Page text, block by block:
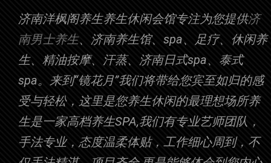
济南洋枫阁养生养生休闲会馆专注为您提供济
南男士养生、济南养生馆、spa、足疗、休闲养
生、精油按摩、汗蒸、济南日式spa、泰式
spa。来到“镜花月”我们将带给您宾至如归的感
受与轻松，这里是您养生休闲的最理想场所养
生是一家高档养生SPA,我们有专业艺师团队，
手法专业，态度温柔体贴，工作细心周到，不